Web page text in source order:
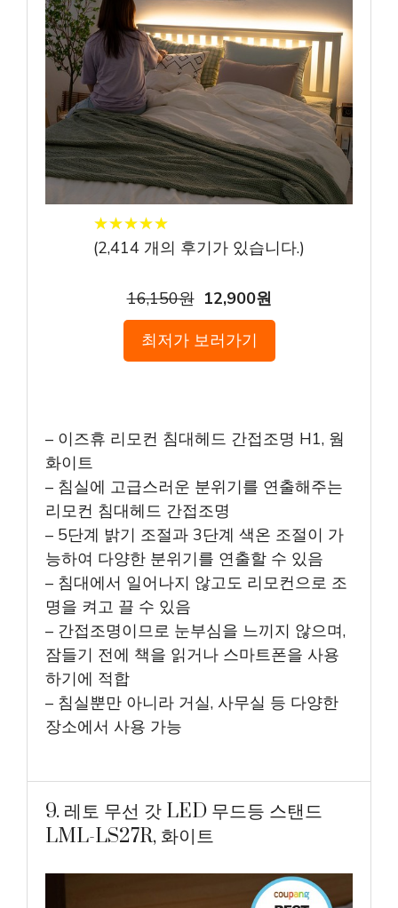
★★★★★
★★★★★
(2,414 개의 후기가 있습니다.)
16,150원 12,900원
최저가 보러가기
– 이즈휴 리모컨 침대헤드 간접조명 H1, 웜
화이트
– 침실에 고급스러운 분위기를 연출해주는
리모컨 침대헤드 간접조명
– 5단계 밝기 조절과 3단계 색온 조절이 가
능하여 다양한 분위기를 연출할 수 있음
– 침대에서 일어나지 않고도 리모컨으로 조
명을 켜고 끌 수 있음
– 간접조명이므로 눈부심을 느끼지 않으며,
잠들기 전에 책을 읽거나 스마트폰을 사용
하기에 적합
– 침실뿐만 아니라 거실, 사무실 등 다양한
장소에서 사용 가능
9. 레토 무선 갓 LED 무드등 스탠드
LML-LS27R, 화이트